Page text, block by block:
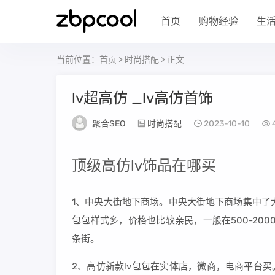
首页 购物经验 生
当前位置： 首页 > 时尚搭配 > 正文
lv超高仿 _lv高仿首饰
聚合SEO 时尚搭配 2023-10-10
顶级高仿lv饰品在哪买
1、中央大街地下商场。中央大街地下商场集中
包包样式多，价格也比较亲民，一般在500-
条街。
2、高仿新款lv包包在实体店，微商，电商平台